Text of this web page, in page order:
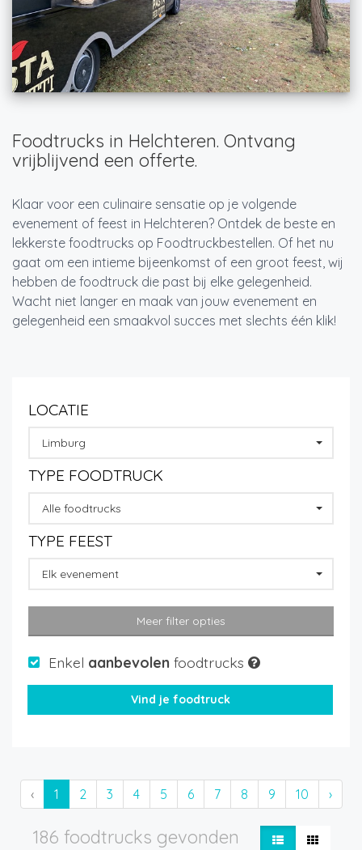
Foodtrucks in Helchteren. Ontvang
vrijblijvend een offerte.
Klaar voor een culinaire sensatie op je volgende
evenement of feest in Helchteren? Ontdek de beste en
lekkerste foodtrucks op Foodtruckbestellen. Of het nu
gaat om een intieme bijeenkomst of een groot feest, wij
hebben de foodtruck die past bij elke gelegenheid.
Wacht niet langer en maak van jouw evenement en
gelegenheid een smaakvol succes met slechts één klik!
LOCATIE
Limburg
TYPE FOODTRUCK
Alle foodtrucks
TYPE FEEST
Elk evenement
Meer filter opties
Enkel aanbevolen foodtrucks
‹ 1 2 3 4 5 6 7 8 9 10 ›
186 foodtrucks gevonden